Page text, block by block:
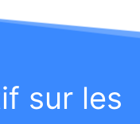
sur les